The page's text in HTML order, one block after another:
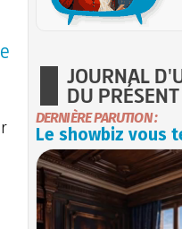
JOURNAL
DU PRÉSENT
DERNIÈRE PARUTION :
Le showbiz vous